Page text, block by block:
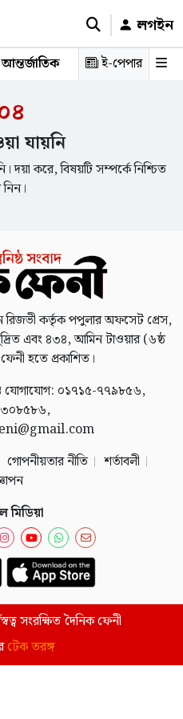
লগইন
আন্তর্জাতিক রাজনীতি স্বাস্থ্য শিক্ষা
ই-পেপার
যায়নি
করে, বিষয়টি সম্পর্কে নিশ্চিত
কর্তৃক পপুলার অফসেট প্রেস,
এবং ৪৩৪, আমিন টাওয়ার (৬ষ্ঠ
হতে প্রকাশিত।
যোগাযোগ: ০১৭১৫-৭৭৯৮৫৬,
গোপনীয়তার নীতি
শর্তাবলী
মিডিয়া
সংরক্ষিত দৈনিক ফেনী
টেক তরঙ্গ